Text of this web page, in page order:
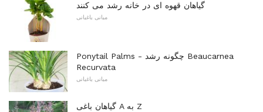
گیاهان قهوه ای در خانه رشد می کنند
مبانی باغبانی
Ponytail Palms - چگونه رشد Beaucarnea
Recurvata
مبانی باغبانی
گیاهان باغی A به Z